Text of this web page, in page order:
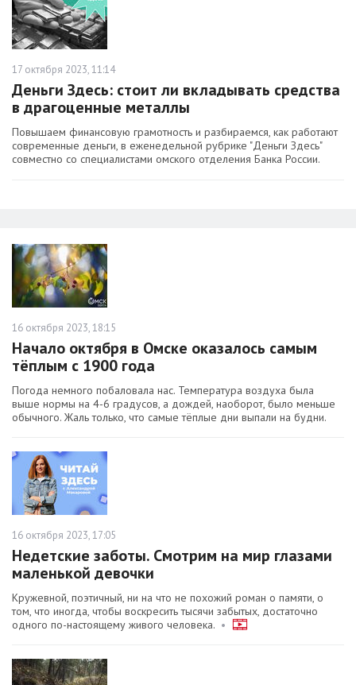
17 октября 2023, 11:14
Деньги Здесь: стоит ли вкладывать средства
в драгоценные металлы
Повышаем финансовую грамотность и разбираемся, как работают
современные деньги, в еженедельной рубрике "Деньги Здесь"
совместно со специалистами омского отделения Банка России.
16 октября 2023, 18:15
Начало октября в Омске оказалось самым
тёплым с 1900 года
Погода немного побаловала нас. Температура воздуха была
выше нормы на 4-6 градусов, а дождей, наоборот, было меньше
обычного. Жаль только, что самые тёплые дни выпали на будни.
16 октября 2023, 17:05
Недетские заботы. Смотрим на мир глазами
маленькой девочки
Кружевной, поэтичный, ни на что не похожий роман о памяти, о
том, что иногда, чтобы воскресить тысячи забытых, достаточно
одного по-настоящему живого человека. •